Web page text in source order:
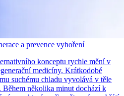
a prevence vyhoření
konceptu rychle mění v
medicíny. Krátkodobé
suchému chladu vyvolává v těle
několika minut dochází k